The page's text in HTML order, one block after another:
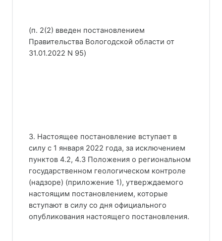
(п. 2(2) введен постановлением
Правительства Вологодской области от
31.01.2022 N 95)
3. Настоящее постановление вступает в
силу с 1 января 2022 года, за исключением
пунктов 4.2, 4.3 Положения о региональном
государственном геологическом контроле
(надзоре) (приложение 1), утверждаемого
настоящим постановлением, которые
вступают в силу со дня официального
опубликования настоящего постановления.